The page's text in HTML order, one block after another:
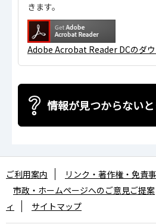
きます。
Adobe Acrobat Reader DCのダ
情報が見つからない
ご利用案内 リンク・著作権・免責
市政・ホームページへのご意見ご提案
ィ
サイトマップ